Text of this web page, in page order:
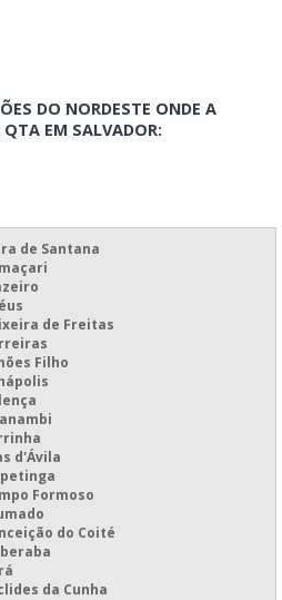
ELÉTRICO
PARA INDÚSTRIA QUÍMICA
DE DISTRIBUIÇÃO
ELÉTRICO PREÇO
COM BARRAMENTO
RESIDENCIAL
DE DISTRIBUIÇÃO
DO NORDESTE ONDE A
QTA EM SALVADOR:
de Santana
de Freitas
Filho
d'Ávila
Formoso
do Coité
da Cunha